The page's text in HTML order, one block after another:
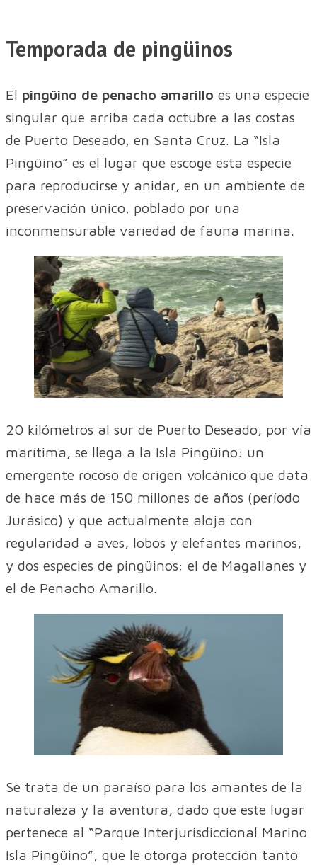
Temporada de pingüinos
El pingüino de penacho amarillo es una especie
singular que arriba cada octubre a las costas
de Puerto Deseado, en Santa Cruz. La “Isla
Pingüino” es el lugar que escoge esta especie
para reproducirse y anidar, en un ambiente de
preservación único, poblado por una
inconmensurable variedad de fauna marina.
20 kilómetros al sur de Puerto Deseado, por vía
marítima, se llega a la Isla Pingüino: un
emergente rocoso de origen volcánico que data
de hace más de 150 millones de años (período
Jurásico) y que actualmente aloja con
regularidad a aves, lobos y elefantes marinos,
y dos especies de pingüinos: el de Magallanes y
el de Penacho Amarillo.
Se trata de un paraíso para los amantes de la
naturaleza y la aventura, dado que este lugar
pertenece al “Parque Interjurisdiccional Marino
Isla Pingüino”, que le otorga protección tanto